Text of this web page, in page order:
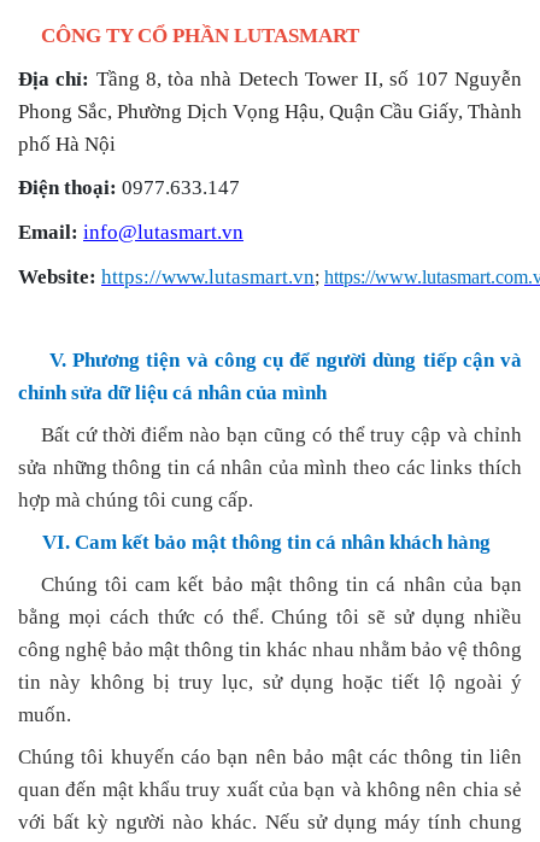
CÔNG TY CỔ PHẦN LUTASMART
Địa chỉ: Tầng 8, tòa nhà Detech Tower II, số 107 Nguyễn
Phong Sắc, Phường Dịch Vọng Hậu, Quận Cầu Giấy, Thành
phố Hà Nội
Điện thoại: 0977.633.147
Email: info@lutasmart.vn
Website: https://www.lutasmart.vn; https://
V. Phương tiện và công cụ để người dùng tiếp cận và
chỉnh sửa dữ liệu cá nhân của mình
Bất cứ thời điểm nào bạn cũng có thể truy cập và chỉnh
sửa những thông tin cá nhân của mình theo các links thích
hợp mà chúng tôi cung cấp.
VI. Cam kết bảo mật thông tin cá nhân khách hàng
Chúng tôi cam kết bảo mật thông tin cá nhân của bạn
bằng mọi cách thức có thể. Chúng tôi sẽ sử dụng nhiều
công nghệ bảo mật thông tin khác nhau nhằm bảo vệ thông
tin này không bị truy lục, sử dụng hoặc tiết lộ ngoài ý
muốn.
Chúng tôi khuyến cáo bạn nên bảo mật các thông tin liên
quan đến mật khẩu truy xuất của bạn và không nên chia sẻ
với bất kỳ người nào khác. Nếu sử dụng máy tính chung